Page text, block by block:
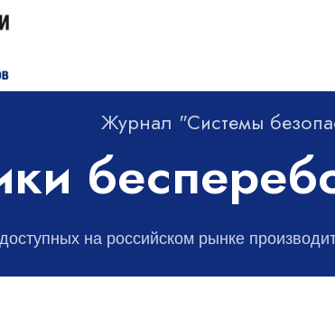
Журнал "Системы
на российском рынке